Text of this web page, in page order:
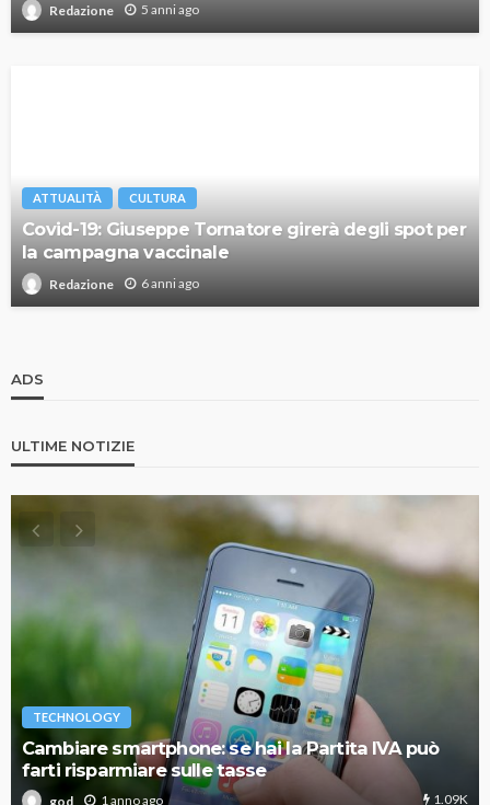
Redazione 5 anni ago
ATTUALITÀ CULTURA
Covid-19: Giuseppe Tornatore girerà degli spot per
la campagna vaccinale
Redazione 6 anni ago
ADS
ULTIME NOTIZIE
TECHNOLOGY
Cambiare smartphone: se hai la Partita IVA può
farti risparmiare sulle tasse
god 1 anno ago 1.09K